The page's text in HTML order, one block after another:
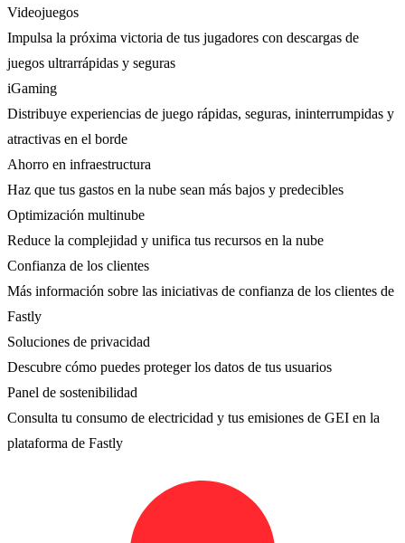
Videojuegos
Impulsa la próxima victoria de tus jugadores con descargas de
juegos ultrarrápidas y seguras
iGaming
Distribuye experiencias de juego rápidas, seguras, ininterrumpidas y
atractivas en el borde
Ahorro en infraestructura
Haz que tus gastos en la nube sean más bajos y predecibles
Optimización multinube
Reduce la complejidad y unifica tus recursos en la nube
Confianza de los clientes
Más información sobre las iniciativas de confianza de los clientes de
Fastly
Soluciones de privacidad
Descubre cómo puedes proteger los datos de tus usuarios
Panel de sostenibilidad
Consulta tu consumo de electricidad y tus emisiones de GEI en la
plataforma de Fastly